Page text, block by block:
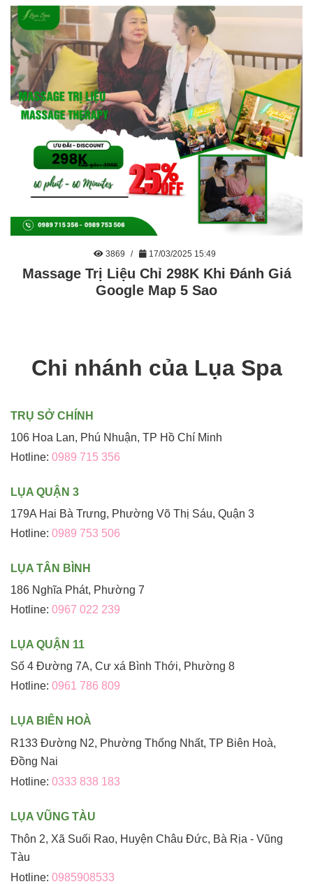
3869 17/03/2025 15:49
Massage Trị Liệu Chỉ 298K Khi Đánh Giá
Google Map 5 Sao
Chi nhánh của Lụa Spa
TRỤ SỞ CHÍNH
106 Hoa Lan, Phú Nhuận, TP Hồ Chí Minh
Hotline: 0989 715 356
LỤA QUẬN 3
179A Hai Bà Trưng, Phường Võ Thị Sáu, Quận 3
Hotline: 0989 753 506
LỤA TÂN BÌNH
186 Nghĩa Phát, Phường 7
Hotline: 0967 022 239
LỤA QUẬN 11
Số 4 Đường 7A, Cư xá Bình Thới, Phường 8
Hotline: 0961 786 809
LỤA BIÊN HOÀ
R133 Đường N2, Phường Thống Nhất, TP Biên Hoà,
Đồng Nai
Hotline: 0333 838 183
LỤA VŨNG TÀU
Thôn 2, Xã Suối Rao, Huyện Châu Đức, Bà Rịa - Vũng
Tàu
Hotline: 0985908533